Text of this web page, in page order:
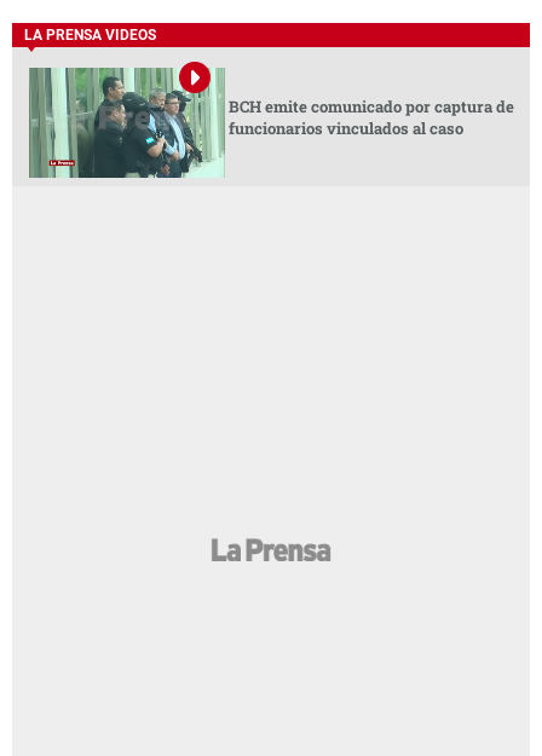
LA PRENSA VIDEOS
BCH emite comunicado por captura de
funcionarios vinculados al caso